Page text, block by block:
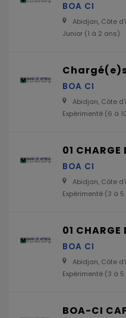
BOA CI
Abidjan, Côte
Junior (1 à 2 ans)
BOA CI
Abidjan, Côte
Expérimenté (6 à
BOA CI
Abidjan, Côte
Expérimenté (3 à
BOA CI
Abidjan, Côte
Expérimenté (3 à